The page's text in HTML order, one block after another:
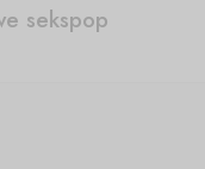
sekspop